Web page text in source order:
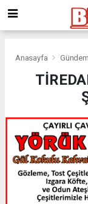
giriş
kingroyal
Anasayfa Gündem